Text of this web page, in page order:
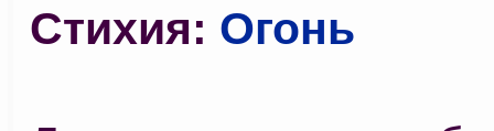
Стихия: Огонь